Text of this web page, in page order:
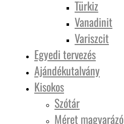
Türkiz
Vanadinit
Variszcit
Egyedi tervezés
Ajándékutalvány
Kisokos
Szótár
Méret magyarázó